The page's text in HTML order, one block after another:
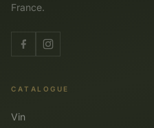
France.
CATALOGUE
Vin